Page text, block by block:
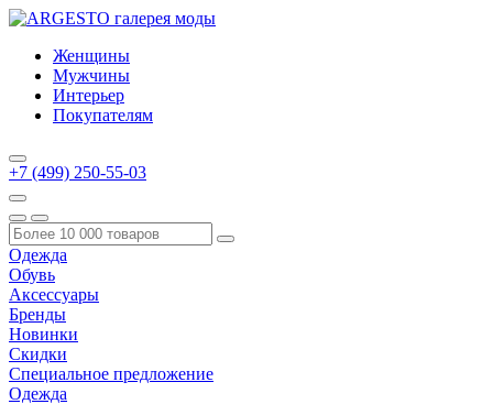
Женщины
Мужчины
Интерьер
Покупателям
+7 (499) 250-55-03
Одежда
Обувь
Аксессуары
Бренды
Новинки
Скидки
Специальное предложение
Одежда